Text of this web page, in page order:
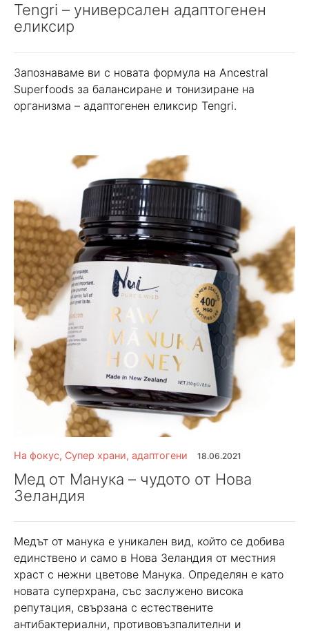
Tengri – универсален адаптогенен
еликсир
Запознаваме ви с новата формула на Ancestral
Superfoods за балансиране и тонизиране на
организма – адаптогенен еликсир Tengri.
На фокус, Супер храни, адаптогени 18.06.2021
Мед от Манука – чудото от Нова
Зеландия
Медът от манука е уникален вид, който се добива
единствено и само в Нова Зеландия от местния
храст с нежни цветове Манука. Определян е като
новата суперхрана, със заслужено висока
репутация, свързана с естествените
антибактериални, противовъзпалителни и